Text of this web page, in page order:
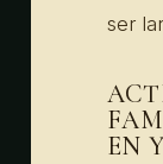
ser
EN